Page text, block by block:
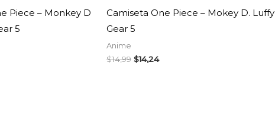
Piece – Monkey D
5
Camiseta One Piece – Mokey D. Luffy
Gear 5
Anime
$14,99 $14,24